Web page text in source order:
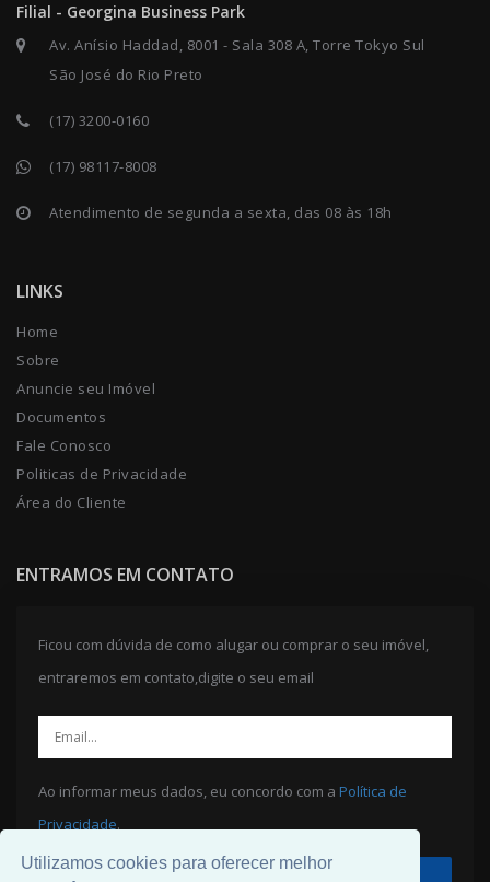
Utilizamos cookies para oferecer melhor
Filial - Georgina Business Park
Av. Anísio Haddad, 8001 - Sala 308 A, Torre Tokyo Sul
São José do Rio Preto
(17) 3200-0160
(17) 98117-8008
Atendimento de segunda a sexta, das 08 às 18h
LINKS
Home
Sobre
Anuncie seu Imóvel
Documentos
Fale Conosco
Politicas de Privacidade
Área do Cliente
ENTRAMOS EM CONTATO
Ficou com dúvida de como alugar ou comprar o seu imóvel,
entraremos em contato,digite o seu email
Ao informar meus dados, eu concordo com a Política de
Privacidade.